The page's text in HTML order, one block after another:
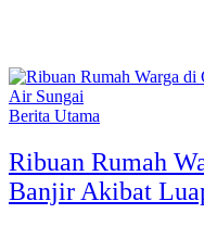
Berita Utama
Ribuan Rumah
Banjir Akibat